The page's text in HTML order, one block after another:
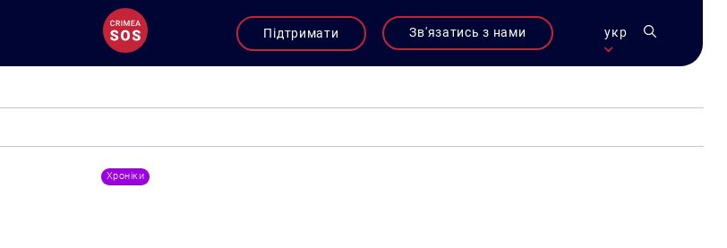
Підтримати Зв'язатись з нами укр
Хроніки